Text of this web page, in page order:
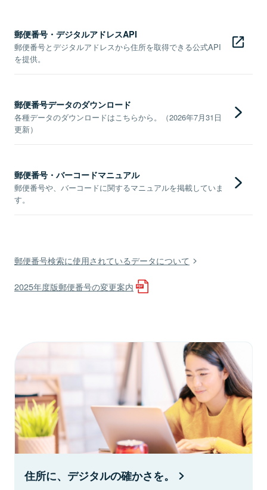
郵便番号・デジタルアドレスAPI
郵便番号とデジタルアドレスから住所を取得できる公式API
を提供。
郵便番号データのダウンロード
各種データのダウンロードはこちらから。（2026年7月31日
更新）
郵便番号・バーコードマニュアル
郵便番号や、バーコードに関するマニュアルを掲載していま
す。
郵便番号検索に使用されているデータについて
2025年度版郵便番号の変更案内
住所に、デジタルの確かさを。